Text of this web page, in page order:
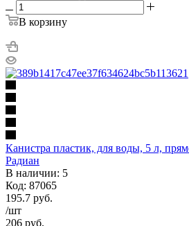
В корзину
Канистра пластик, для воды, 5 л,
Радиан
В наличии: 5
Код: 87065
195.7 руб.
/шт
206 руб.